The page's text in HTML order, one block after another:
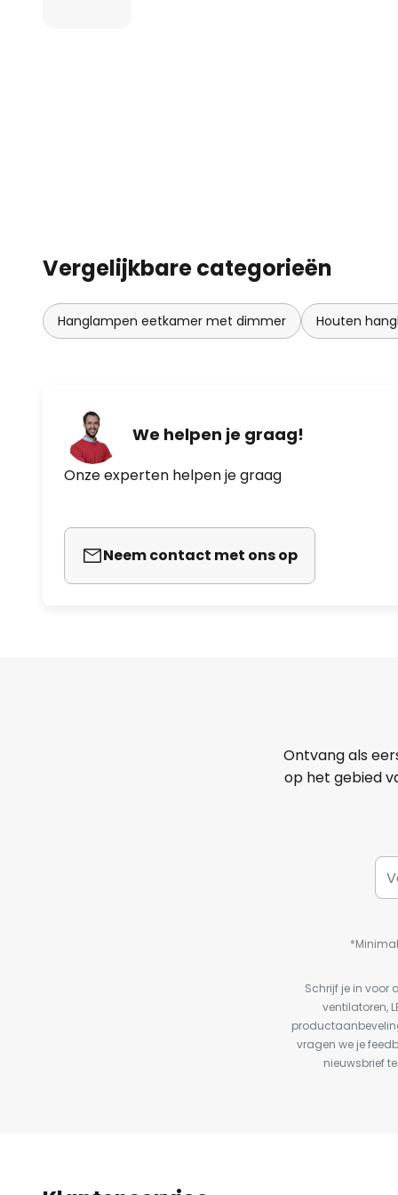
Vergelijkbare categorieën
Hanglampen eetkamer met dimmer Houten
We helpen je graag!
Onze experten helpen je graag
Neem contact met ons op
Ontvang als
op het gebied
Schrijf je in voor
ventilatoren,
vragen we je
nieuwsbrief